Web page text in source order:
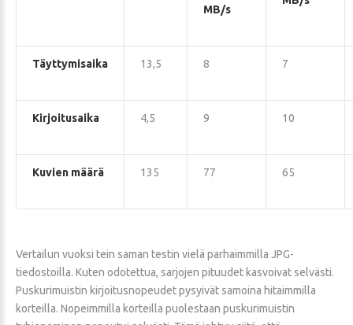
MB/s
Täyttymisaika 13,5 8 7
Kirjoitusaika 4,5 9 10
Kuvien määrä 135 77 65
Vertailun vuoksi tein saman testin vielä parhaimmilla JPG-
tiedostoilla. Kuten odotettua, sarjojen pituudet kasvoivat selvästi.
Puskurimuistin kirjoitusnopeudet pysyivät samoina hitaimmilla
korteilla. Nopeimmilla korteilla puolestaan puskurimuistin